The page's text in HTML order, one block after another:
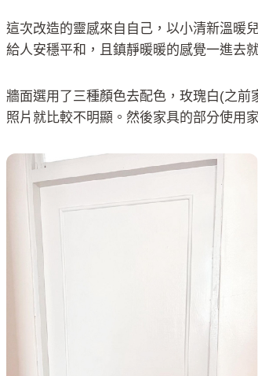
這次改造的靈感來自自己，以小清新溫暖
給人安穩平和，且鎮靜暖暖的感覺一進去
牆面選用了三種顏色去配色，玫瑰白(之
照片就比較不明顯。然後家具的部分使用